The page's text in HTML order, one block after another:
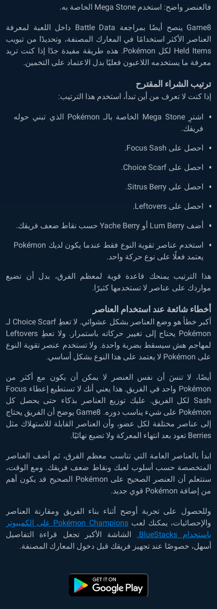
فالعنصر واضح: استخدم Mega Stone الخاصة به.
Game8 ينصح أيضًا بمراجعة Battle Data داخل اللعبة لمعرفة
العناصر الأكثر استخدامًا في المعارك المصنفة، وتحديدًا من تبويب
Held Items لكل Pokémon. هذه طريقة مفيدة جدًا إذا كنت تريد
معرفة ما يستخدمه اللاعبون فعليًا بدل الاعتماد على التخمين.
ترتيب الشراء المقترح
إذا كنت لا تعرف من أين تبدأ، استخدم هذا الترتيب:
اشترِ Mega Stone الخاصة بالـ Pokémon الذي تبني حوله
فريقك.
احصل على Focus Sash.
احصل على Choice Scarf.
احصل على Sitrus Berry.
احصل على Leftovers.
أضف Lum Berry أو Yache Berry حسب نقاط ضعف فريقك.
استخدم عناصر تقوية النوع فقط عندما يكون لديك Pokémon
يعتمد فعلًا على نوع حركة واحد.
هذا الترتيب يمنحك قاعدة قوية لمعظم الفرق، بدل أن تضيع
مواردك على عناصر لا تستخدمها كثيرًا.
أخطاء شائعة عند استخدام العناصر
أكبر خطأ هو وضع العناصر بشكل عشوائي. لا تعطِ Choice Scarf لـ
Pokémon يحتاج إلى تغيير حركاته باستمرار. ولا تعطِ Leftovers
لمهاجم هش سيسقط بضربة واحدة. ولا تستخدم عنصر تقوية النوع
على Pokémon لا يعتمد على هذا النوع بشكل أساسي.
أيضًا، لا تنسَ أن نفس العنصر لا يمكن أن يكون مع أكثر من
Pokémon واحد في الفريق. هذا يعني أنك لا تستطيع إعطاء Focus
Sash لكل الفريق. عليك توزيع العناصر بذكاء حتى يحصل كل
Pokémon على شيء يناسب دوره. Game8 يوضح أن الفريق يحتاج
إلى عناصر مختلفة لكل عضو، وأن العناصر القابلة للاستهلاك مثل
Berries تعود بعد انتهاء المعركة ولا تضيع نهائيًا.
ابدأ بالعناصر العامة التي تناسب معظم الفرق، ثم أضف العناصر
المتخصصة حسب أسلوب لعبك ونقاط ضعف فريقك. ومع الوقت،
ستتعلم أن العنصر الصحيح على Pokémon الصحيح قد يكون أهم
من إضافة Pokémon قوي جديد.
وللحصول على تجربة أوضح أثناء بناء الفريق ومقارنة العناصر
والإحصائيات، يمكنك لعب
Pokémon Champions على الكمبيوتر
باستخدام BlueStacks.
الشاشة الأكبر تجعل قراءة التفاصيل
أسهل، خصوصًا عند تجهيز فريقك قبل دخول المعارك المصنفة.